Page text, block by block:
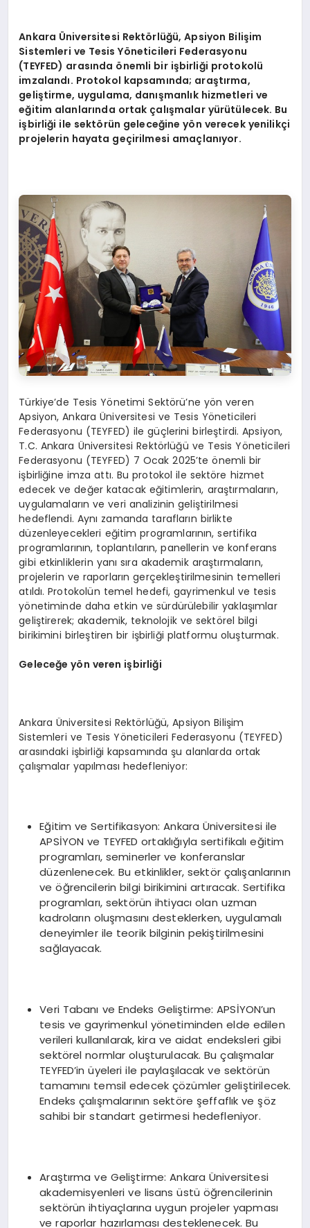
Ankara Üniversitesi Rektörlüğü, Apsiyon Bilişim
Sistemleri ve Tesis Yöneticileri Federasyonu
(TEYFED) arasında önemli bir işbirliği protokolü
imzalandı. Protokol kapsamında; araştırma,
geliştirme, uygulama, danışmanlık hizmetleri ve
eğitim alanlarında ortak çalışmalar yürütülecek. Bu
işbirliği ile sektörün geleceğine yön verecek yenilikçi
projelerin hayata geçirilmesi amaçlanıyor.
Türkiye’de Tesis Yönetimi Sektörü’ne yön veren
Apsiyon, Ankara Üniversitesi ve Tesis Yöneticileri
Federasyonu (TEYFED) ile güçlerini birleştirdi. Apsiyon,
T.C. Ankara Üniversitesi Rektörlüğü ve Tesis Yöneticileri
Federasyonu (TEYFED) 7 Ocak 2025’te önemli bir
işbirliğine imza attı. Bu protokol ile sektöre hizmet
edecek ve değer katacak eğitimlerin, araştırmaların,
uygulamaların ve veri analizinin geliştirilmesi
hedeflendi. Aynı zamanda tarafların birlikte
düzenleyecekleri eğitim programlarının, sertifika
programlarının, toplantıların, panellerin ve konferans
gibi etkinliklerin yanı sıra akademik araştırmaların,
projelerin ve raporların gerçekleştirilmesinin temelleri
atıldı. Protokolün temel hedefi, gayrimenkul ve tesis
yönetiminde daha etkin ve sürdürülebilir yaklaşımlar
geliştirerek; akademik, teknolojik ve sektörel bilgi
birikimini birleştiren bir işbirliği platformu oluşturmak.
Geleceğe yön veren işbirliği
Ankara Üniversitesi Rektörlüğü, Apsiyon Bilişim
Sistemleri ve Tesis Yöneticileri Federasyonu (TEYFED)
arasındaki işbirliği kapsamında şu alanlarda ortak
çalışmalar yapılması hedefleniyor:
Eğitim ve Sertifikasyon: Ankara Üniversitesi ile
APSİYON ve TEYFED ortaklığıyla sertifikalı eğitim
programları, seminerler ve konferanslar
düzenlenecek. Bu etkinlikler, sektör çalışanlarının
ve öğrencilerin bilgi birikimini artıracak. Sertifika
programları, sektörün ihtiyacı olan uzman
kadroların oluşmasını desteklerken, uygulamalı
deneyimler ile teorik bilginin pekiştirilmesini
sağlayacak.
Veri Tabanı ve Endeks Geliştirme: APSİYON’un
tesis ve gayrimenkul yönetiminden elde edilen
verileri kullanılarak, kira ve aidat endeksleri gibi
sektörel normlar oluşturulacak. Bu çalışmalar
TEYFED’in üyeleri ile paylaşılacak ve sektörün
tamamını temsil edecek çözümler geliştirilecek.
Endeks çalışmalarının sektöre şeffaflık ve şöz
sahibi bir standart getirmesi hedefleniyor.
Araştırma ve Geliştirme: Ankara Üniversitesi
akademisyenleri ve lisans üstü öğrencilerinin
sektörün ihtiyaçlarına uygun projeler yapması
ve raporlar hazırlaması desteklenecek. Bu